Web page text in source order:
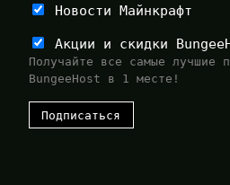
Новости Майнкрафт
Акции и скидки
Получайте все самые лучшие
BungeeHost в 1 месте!